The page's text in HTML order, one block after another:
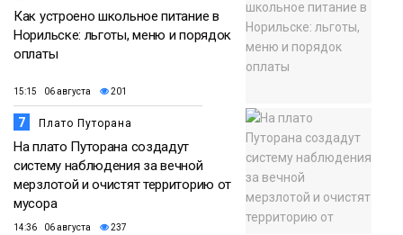
Как устроено школьное питание в
Норильске: льготы, меню и порядок
оплаты
15:15 06 августа 201
7 Плато Путорана
На плато Путорана создадут
систему наблюдения за вечной
мерзлотой и очистят территорию от
мусора
14:36 06 августа 237